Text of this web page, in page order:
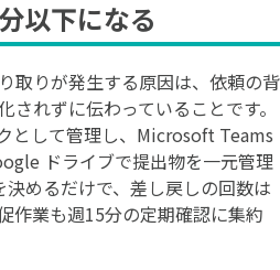
以下になる
取りが発生する原因は、依頼の背
れずに伝わっていることです。
として管理し、Microsoft Teams
ドライブで提出物を一元管理
めるだけで、差し戻しの回数は
作業も週15分の定期確認に集約